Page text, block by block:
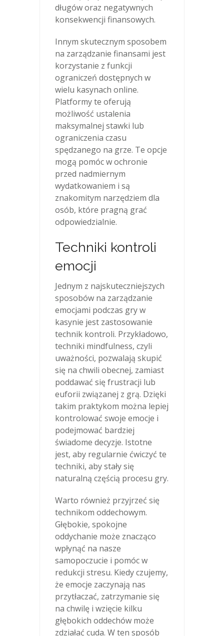
długów oraz negatywnych
konsekwencji finansowych.
Innym skutecznym sposobem
na zarządzanie finansami jest
korzystanie z funkcji
ograniczeń dostępnych w
wielu kasynach online.
Platformy te oferują
możliwość ustalenia
maksymalnej stawki lub
ograniczenia czasu
spędzanego na grze. Te opcje
mogą pomóc w ochronie
przed nadmiernym
wydatkowaniem i są
znakomitym narzędziem dla
osób, które pragną grać
odpowiedzialnie.
Techniki kontroli
emocji
Jednym z najskuteczniejszych
sposobów na zarządzanie
emocjami podczas gry w
kasynie jest zastosowanie
technik kontroli. Przykładowo,
techniki mindfulness, czyli
uważności, pozwalają skupić
się na chwili obecnej, zamiast
poddawać się frustracji lub
euforii związanej z grą. Dzięki
takim praktykom można lepiej
kontrolować swoje emocje i
podejmować bardziej
świadome decyzje. Istotne
jest, aby regularnie ćwiczyć te
techniki, aby stały się
naturalną częścią procesu gry.
Warto również przyjrzeć się
technikom oddechowym.
Głębokie, spokojne
oddychanie może znacząco
wpłynąć na nasze
samopoczucie i pomóc w
redukcji stresu. Kiedy czujemy,
że emocje zaczynają nas
przytłaczać, zatrzymanie się
na chwilę i wzięcie kilku
głębokich oddechów może
zdziałać cuda. W ten sposób